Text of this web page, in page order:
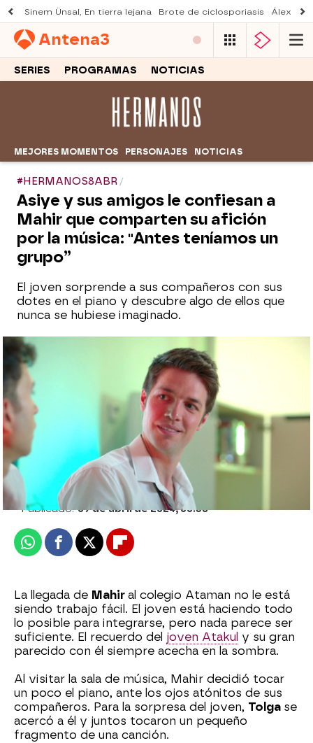
Sinem Ünsal, En tierra lejana Brote de ciclosporiasis Álex
Antena3
SERIES PROGRAMAS NOTICIAS
MEJORES MOMENTOS PERSONAJES NOTICIAS
#HERMANOS8ABR
Asiye y sus amigos le confiesan a
Mahir que comparten su afición
por la música: "Antes teníamos un
grupo”
El joven sorprende a sus compañeros con sus
dotes en el piano y descubre algo de ellos que
nunca se hubiese imaginado.
Asiye se niega a tocar con Mahir al
acordarse de Doruk: "Yo no sé cantar"
Julia Zapata López |
Eire García Arbaizar
Publicado:09 de abril de 2024, 00:38
WhatsappFacebook
X Flipboard
La llegada de Mahir al colegio Ataman no le está
siendo trabajo fácil. El joven está haciendo todo
lo posible para integrarse, pero nada parece ser
suficiente. El recuerdo del joven Atakul y su gran
parecido con él siempre acecha en la sombra.
Al visitar la sala de música, Mahir decidió tocar
un poco el piano, ante los ojos atónitos de sus
compañeros. Para la sorpresa del joven, Tolga se
acercó a él y juntos tocaron un pequeño
fragmento de una canción.